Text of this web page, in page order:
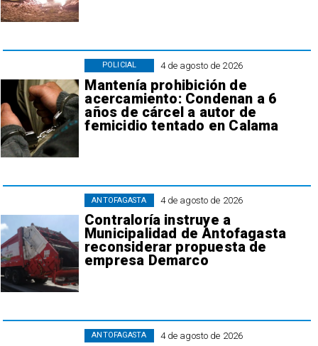
4 de agosto de 2026
Mantenía prohibición de
acercamiento: Condenan a 6
años de cárcel a autor de
femicidio tentado en Calama
POLICIAL
4 de agosto de 2026
Contraloría instruye a
Municipalidad de Antofagasta
reconsiderar propuesta de
empresa Demarco
ANTOFAGASTA
4 de agosto de 2026
ANTOFAGASTA